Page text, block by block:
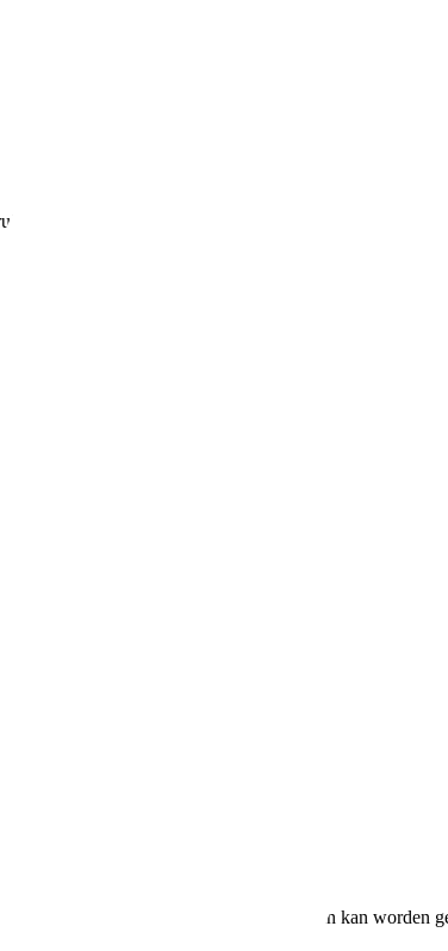
en CO2-uitstoot van nieuwe voertuigen kan worden
en CO2-uitstoot van nieuwe voertuigen kan worden